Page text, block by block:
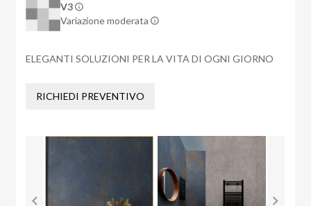
V3
Variazione moderata
ELEGANTI SOLUZIONI PER LA VITA DI OGNI GIORNO
RICHIEDI PREVENTIVO